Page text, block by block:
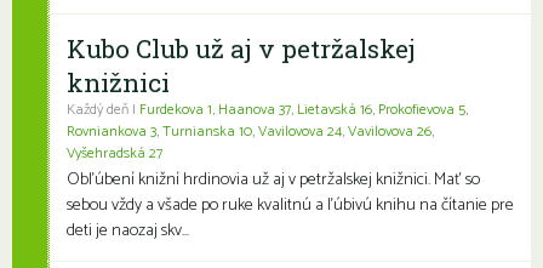
Kubo Club už aj v petržalskej
knižnici
Každý deň | Furdekova 1, Haanova 37, Lietavská 16, Prokofievova 5,
Rovniankova 3,Turnianska 10,Vavilovova 24,Vavilovova 26,
Vyšehradská 27
Obľúbení knižní hrdinovia už aj v petržalskej knižnici. Mať so
sebou vždy a všade po ruke kvalitnú a ľúbivú knihu na čítanie pre
deti je naozaj skv...